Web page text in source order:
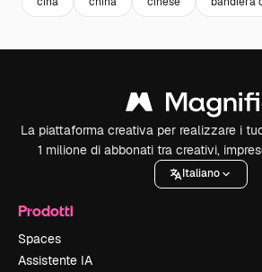
La piattaforma creativa per realizzare i
1 milione di abbonati tra creativi,
Italiano
Prodotti
Spaces
Assistente IA